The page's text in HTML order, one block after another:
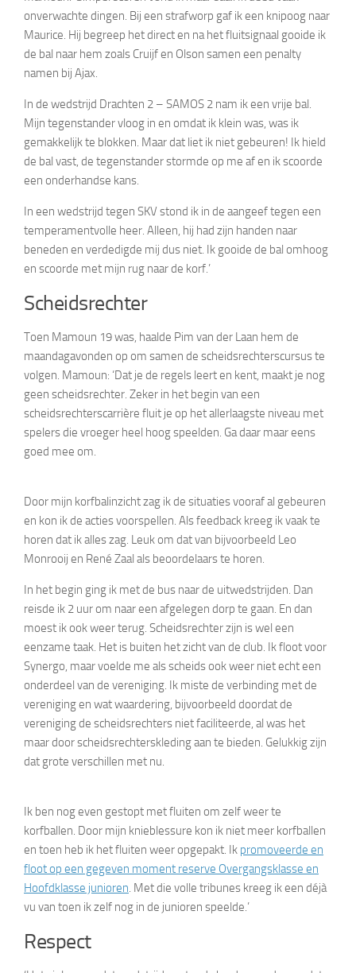
onverwachte dingen. Bij een strafworp gaf ik een knipoog naar
Maurice. Hij begreep het direct en na het fluitsignaal gooide ik
de bal naar hem zoals Cruijf en Olson samen een penalty
namen bij Ajax.
In de wedstrijd Drachten 2 – SAMOS 2 nam ik een vrije bal.
Mijn tegenstander vloog in en omdat ik klein was, was ik
gemakkelijk te blokken. Maar dat liet ik niet gebeuren! Ik hield
de bal vast, de tegenstander stormde op me af en ik scoorde
een onderhandse kans.
In een wedstrijd tegen SKV stond ik in de aangeef tegen een
temperamentvolle heer. Alleen, hij had zijn handen naar
beneden en verdedigde mij dus niet. Ik gooide de bal omhoog
en scoorde met mijn rug naar de korf.’
Scheidsrechter
Toen Mamoun 19 was, haalde Pim van der Laan hem de
maandagavonden op om samen de scheidsrechterscursus te
volgen. Mamoun: ‘Dat je de regels leert en kent, maakt je nog
geen scheidsrechter. Zeker in het begin van een
scheidsrechterscarrière fluit je op het allerlaagste niveau met
spelers die vroeger heel hoog speelden. Ga daar maar eens
goed mee om.
Door mijn korfbalinzicht zag ik de situaties vooraf al gebeuren
en kon ik de acties voorspellen. Als feedback kreeg ik vaak te
horen dat ik alles zag. Leuk om dat van bijvoorbeeld Leo
Monrooij en René Zaal als beoordelaars te horen.
In het begin ging ik met de bus naar de uitwedstrijden. Dan
reisde ik 2 uur om naar een afgelegen dorp te gaan. En dan
moest ik ook weer terug. Scheidsrechter zijn is wel een
eenzame taak. Het is buiten het zicht van de club. Ik floot voor
Synergo, maar voelde me als scheids ook weer niet echt een
onderdeel van de vereniging. Ik miste de verbinding met de
vereniging en wat waardering, bijvoorbeeld doordat de
vereniging de scheidsrechters niet faciliteerde, al was het
maar door scheidsrechterskleding aan te bieden. Gelukkig zijn
dat grote verschillen met nu.
Ik ben nog even gestopt met fluiten om zelf weer te
korfballen. Door mijn knieblessure kon ik niet meer korfballen
en toen heb ik het fluiten weer opgepakt. Ik promoveerde en
floot op een gegeven moment reserve Overgangsklasse en
Hoofdklasse junioren. Met die volle tribunes kreeg ik een déjà
vu van toen ik zelf nog in de junioren speelde.’
Respect